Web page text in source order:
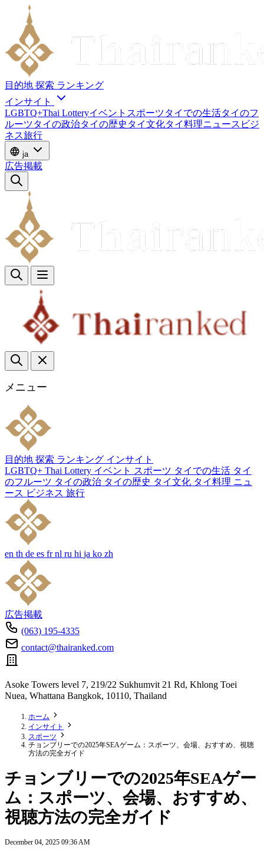
目的地 探索 ランキング
インサイト
LGBTQ+Thai Lotteryイベント スポーツタイでの生活タイのフ
ルーツタイの政治タイの歴史 タイ文化タイ料理ニュース ビジ
ネス旅行
ja
広告掲載
メニュー
目的地 探索 ランキング インサイト
LGBTQ+ Thai Lottery イベント スポーツ タイでの生活 タイ
のフルーツ タイの政治 タイの歴史 タイ文化 タイ料理 ニュ
ース ビジネス 旅行
en th de es fr nl ru hi ja ko zh
広告掲載
(063) 195-4335
contact@thairanked.com
Asoke Towers level 7, 219/22 Sukhumvit 21 Rd, Khlong Toei
Nuea, Whattana Bangkok, 10110, Thailand
ホーム
インサイト
スポーツ
チョンブリーでの2025年SEAゲーム：スポーツ、会場、おすすめ、視聴
方法の完全ガイド
チョンブリーでの2025年SEAゲー
ム：スポーツ、会場、おすすめ、
視聴方法の完全ガイド
December 04, 2025 09:36 AM